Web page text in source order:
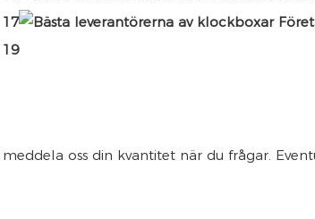
oss din kvantitet när du frågar.